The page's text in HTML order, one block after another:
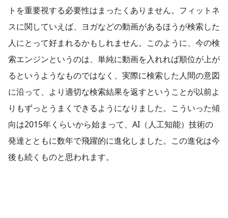
トを重要視する必要性はまったくありません。フィットネ
スに関していえば、ヨガなどの動画があるほうが検索した
人にとって好まれるかもしれません。このように、今の検
索エンジンというのは、単純に動画を入れれば順位が上が
るというようなものではなく、実際に検索した人間の意図
に沿って、より適切な検索結果を返すということが以前よ
りもずっとうまくできるようになりました。こういった傾
向は2015年くらいから始まって、AI（人工知能）技術の
発達とともに数年で飛躍的に進化しました。この進化は今
後も続くものと思われます。